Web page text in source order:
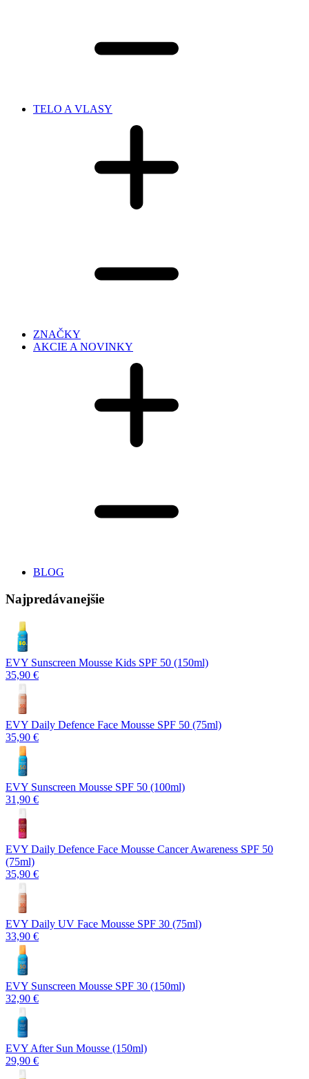
TELO A VLASY
ZNAČKY
AKCIE A NOVINKY
BLOG
Najpredávanejšie
EVY Sunscreen Mousse Kids SPF 50 (150ml)
35,90 €
EVY Daily Defence Face Mousse SPF 50 (75ml)
35,90 €
EVY Sunscreen Mousse SPF 50 (100ml)
31,90 €
EVY Daily Defence Face Mousse Cancer Awareness SPF 50
(75ml)
35,90 €
EVY Daily UV Face Mousse SPF 30 (75ml)
33,90 €
EVY Sunscreen Mousse SPF 30 (150ml)
32,90 €
EVY After Sun Mousse (150ml)
29,90 €